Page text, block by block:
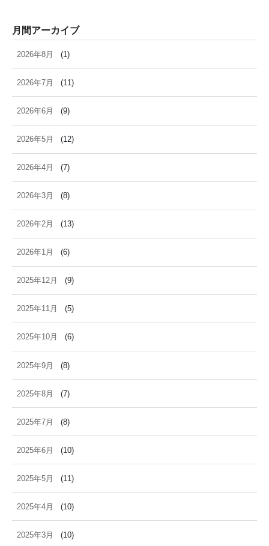
月間アーカイブ
2026年8月 (1)
2026年7月 (11)
2026年6月 (9)
2026年5月 (12)
2026年4月 (7)
2026年3月 (8)
2026年2月 (13)
2026年1月 (6)
2025年12月 (9)
2025年11月 (5)
2025年10月 (6)
2025年9月 (8)
2025年8月 (7)
2025年7月 (8)
2025年6月 (10)
2025年5月 (11)
2025年4月 (10)
2025年3月 (10)